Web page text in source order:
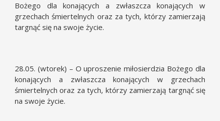
Bożego dla konających a zwłaszcza konających w
grzechach śmiertelnych oraz za tych, którzy zamierzają
targnąć się na swoje życie.
28.05. (wtorek) – O uproszenie miłosierdzia Bożego dla
konających a zwłaszcza konających w grzechach
śmiertelnych oraz za tych, którzy zamierzają targnąć się
na swoje życie.